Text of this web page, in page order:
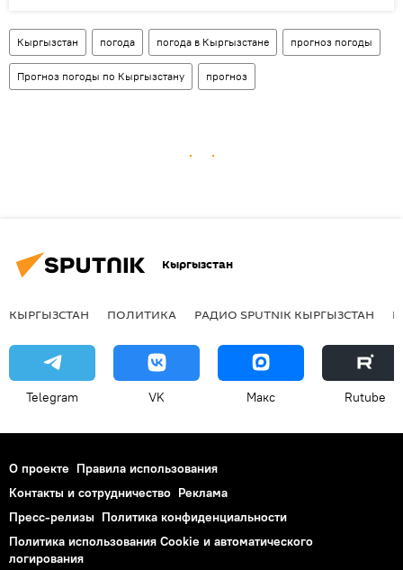
Кыргызстан погода погода в Кыргызстане прогноз погоды
Прогноз погоды по Кыргызстану прогноз
Кыргызстан
КЫРГЫЗСТАН ПОЛИТИКА РАДИО SPUTNIK КЫРГЫЗСТАН
Telegram VK Макс Rutube
О проекте Правила использования
Контакты и сотрудничество Реклама
Пресс-релизы Политика конфиденциальности
Политика использования Cookie и автоматического
логирования